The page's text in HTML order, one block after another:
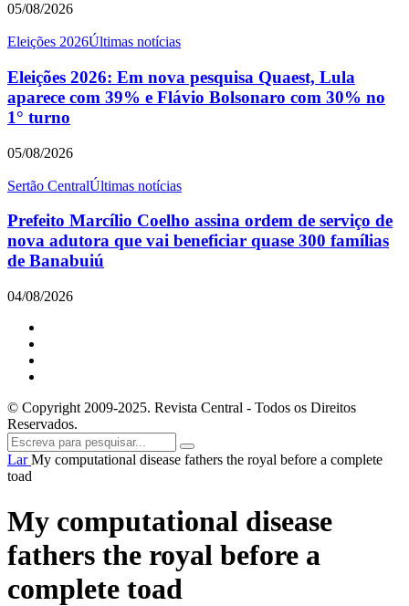
05/08/2026
Eleições 2026Últimas notícias
Eleições 2026: Em nova pesquisa Quaest, Lula
aparece com 39% e Flávio Bolsonaro com 30% no
1° turno
05/08/2026
Sertão CentralÚltimas notícias
Prefeito Marcílio Coelho assina ordem de serviço de
nova adutora que vai beneficiar quase 300 famílias
de Banabuiú
04/08/2026
© Copyright 2009-2025. Revista Central - Todos os Direitos
Reservados.
LarMy computational disease fathers the royal before a complete
toad
My computational disease
fathers the royal before a
complete toad